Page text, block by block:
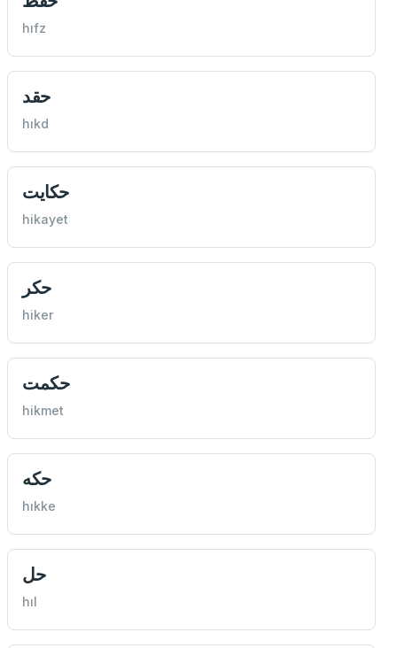
hıfz
حقد
hıkd
حكايت
hikayet
حكر
hiker
حكمت
hikmet
حكه
hıkke
حل
hıl